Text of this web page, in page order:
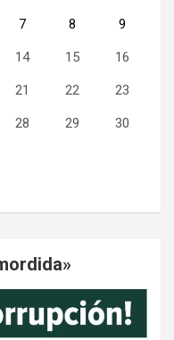
7 8 9
14 15 16
21 22 23
28 29 30